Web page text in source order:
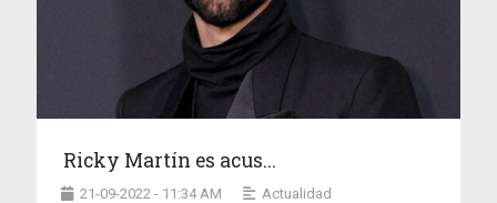
Ricky Martín es acus...
21-09-2022 - 11:34 AM Actualidad